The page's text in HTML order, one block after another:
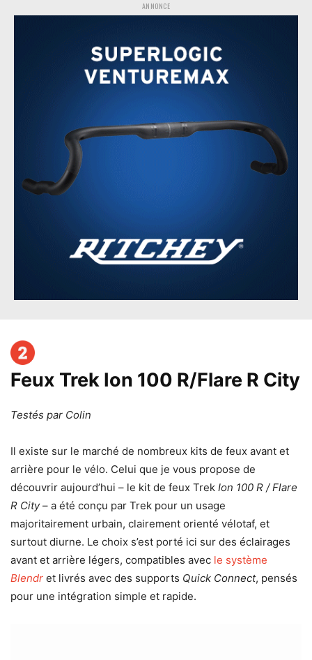
ANNONCE
Feux Trek Ion 100 R/Flare R City
Testés par Colin
Il existe sur le marché de nombreux kits de feux avant et
arrière pour le vélo. Celui que je vous propose de
découvrir aujourd’hui – le kit de feux Trek Ion 100 R / Flare
R City– a été conçu par Trek pour un usage
majoritairement urbain, clairement orienté vélotaf, et
surtout diurne. Le choix s’est porté ici sur des éclairages
avant et arrière légers, compatibles avec le système
Blendr et livrés avec des supports Quick Connect, pensés
pour une intégration simple et rapide.